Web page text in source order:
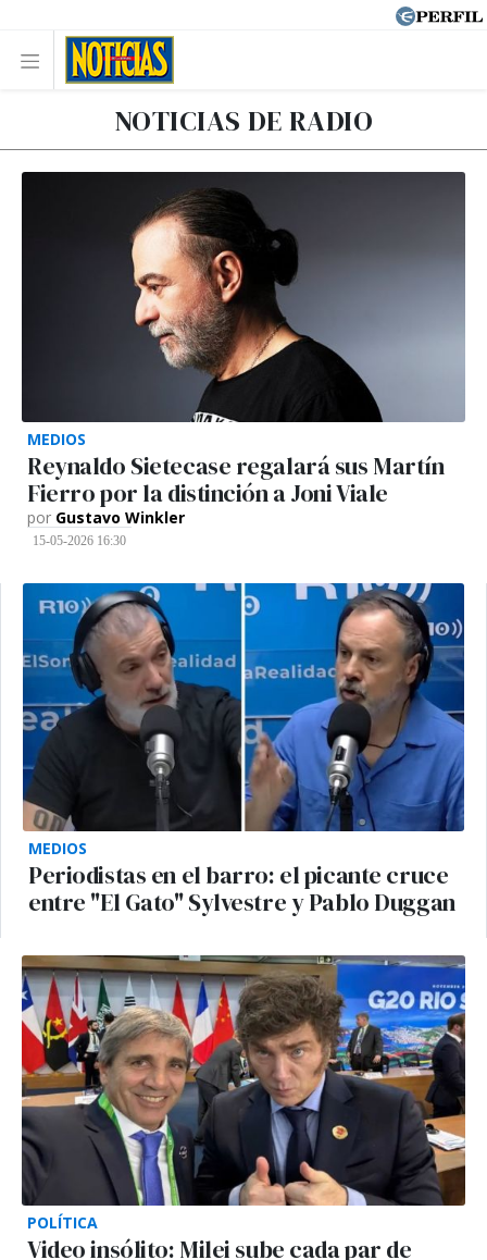
NOTICIAS DE RADIO
MEDIOS
Reynaldo Sietecase regalará sus Martín
Fierro por la distinción a Joni Viale
por Gustavo Winkler
15-05-2026 16:30
MEDIOS
Periodistas en el barro: el picante cruce
entre "El Gato" Sylvestre y Pablo Duggan
POLÍTICA
Video insólito: Milei sube cada par de